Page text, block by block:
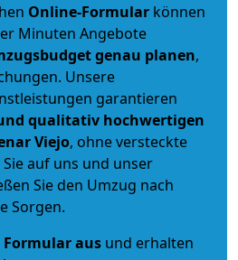
Online-Formular können
Minuten Angebote
genau planen,
Unsere
garantieren
qualitativ hochwertigen
Viejo, ohne versteckte
auf uns und unser
Sie den Umzug nach
Sorgen.
Formular aus und erhalten